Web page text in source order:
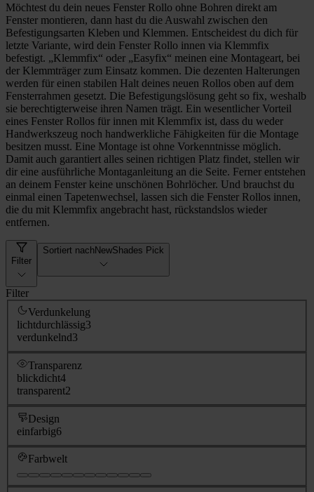
Möchtest du dein neues Fenster Rollo ohne Bohren direkt am
Fenster montieren, dann hast du die Auswahl zwischen den
Befestigungsarten Kleben und Klemmen. Entscheidest du dich für
letzte Variante, wird dein Fenster Rollo innen via Klemmfix
befestigt. „Klemmfix“ oder „Easyfix“ meinen eine Montageart, bei
der Klemmträger zum Einsatz kommen. Die dezenten Halterungen
werden für einen stabilen Halt deines neuen Rollos oben auf dem
Fensterrahmen gesetzt. Die Befestigungslösung geht so fix, weshalb
sie berechtigterweise ihren Namen trägt. Ein wesentlicher Vorteil
eines Fenster Rollos für innen mit Klemmfix ist, dass du weder
Handwerkszeug noch handwerkliche Fähigkeiten für die Montage
besitzen musst. Eine Montage ist ohne Vorkenntnisse möglich.
Damit auch garantiert alles seinen richtigen Platz findet, stellen wir
dir eine ausführliche Montaganleitung an die Seite. Ferner entstehen
an deinem Fenster keine unschönen Bohrlöcher. Und brauchst du
einmal einen Tapetenwechsel, lassen sich die Fenster Rollos innen,
die du mit Klemmfix angebracht hast, rückstandslos wieder
entfernen.
Filter
Sortiert nachNewShades Pick
Filter
Verdunkelung
lichtdurchlässig3
verdunkelnd3
Transparenz
blickdicht4
transparent2
Design
einfarbig6
Farbwelt